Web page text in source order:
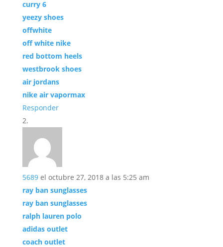
curry 6
yeezy shoes
offwhite
off white nike
red bottom heels
westbrook shoes
air jordans
nike air vapormax
Responder
5689 el octubre 27, 2018 a las 5:25 am
ray ban sunglasses
ray ban sunglasses
ralph lauren polo
adidas outlet
coach outlet